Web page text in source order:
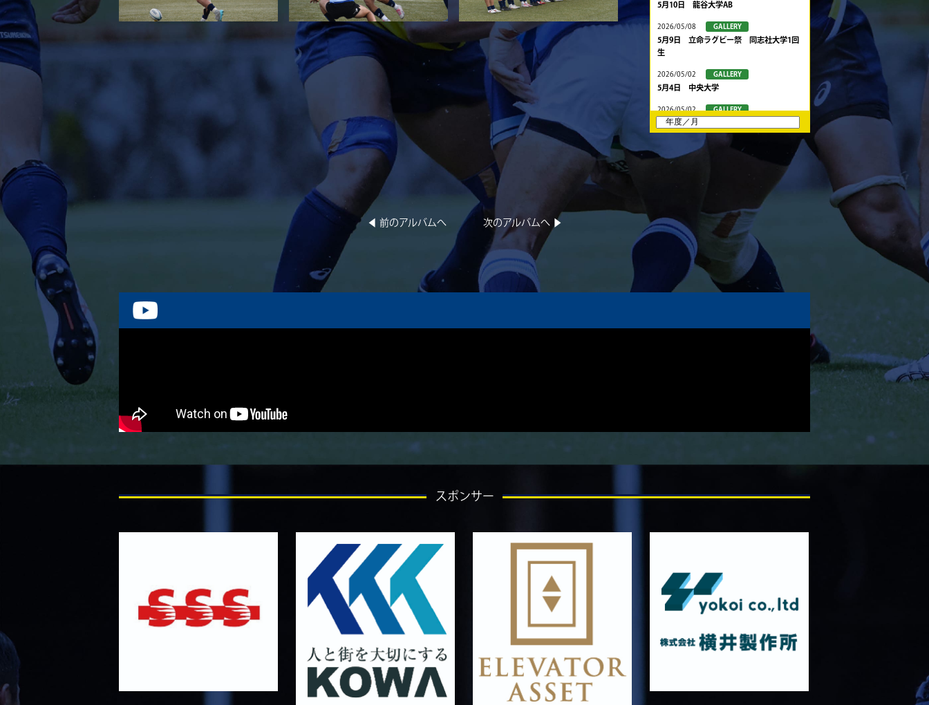
5月10日 龍谷大学AB
2026/05/08 GALLERY
5月9日 立命ラグビー祭 同志社大学1回
生
2026/05/02 GALLERY
5月4日 中央大学
2026/05/02 GALLERY
5月3日 筑波大学
4月26日 亀岡ラグビー祭 同志社大学
GALLERY
4月12日 天理大学AB
2025/12/12
12月13日 大阪体育大学
2025/11/30 GALLERY
2025/10/25 GALLERY
2025/10/19 GALLERY
10月18日 京都産業大学Jr.Col.
2025/10/11 GALLERY
10月12日 京都産業大学
2025/10/03 GALLERY
10月4日 近畿大学Jr.Col.
◀︎ 前のアルバムへ 次のアルバムへ ▶︎
スポンサー